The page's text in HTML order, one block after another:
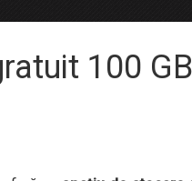
100 GB